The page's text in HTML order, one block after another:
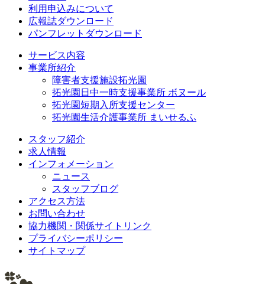
利用申込みについて
広報誌ダウンロード
パンフレットダウンロード
サービス内容
事業所紹介
障害者支援施設拓光園
拓光園日中一時支援事業所 ボヌール
拓光園短期入所支援センター
拓光園生活介護事業所 まいせるふ
スタッフ紹介
求人情報
インフォメーション
ニュース
スタッフブログ
アクセス方法
お問い合わせ
協力機関・関係サイトリンク
プライバシーポリシー
サイトマップ